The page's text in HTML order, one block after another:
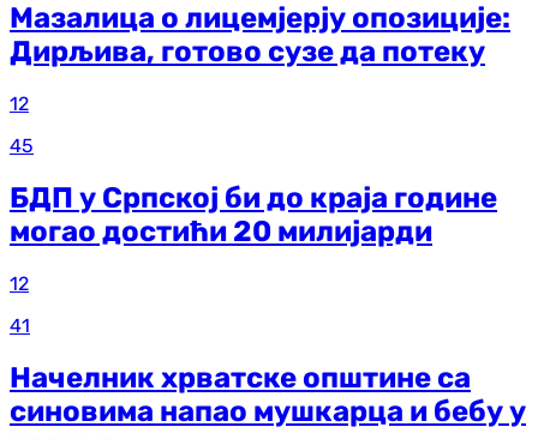
Мазалица о лицемјерју опозиције:
Дирљива, готово сузе да потеку
12
45
БДП у Српској би до краја године
могао достићи 20 милијарди
12
41
Начелник хрватске општине са
синовима напао мушкарца и бебу у